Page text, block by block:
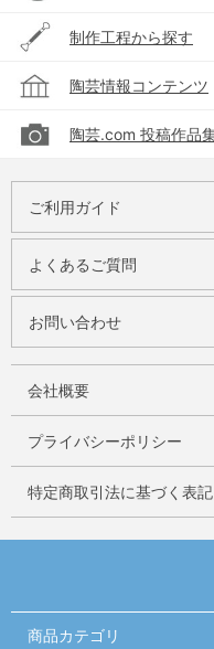
制作工程から探す
陶芸情報コンテンツ
陶芸.com 投稿作品
ご利用ガイド
よくあるご質問
お問い合わせ
会社概要
プライバシーポリシー
特定商取引法に基づく表記
商品カテゴリ